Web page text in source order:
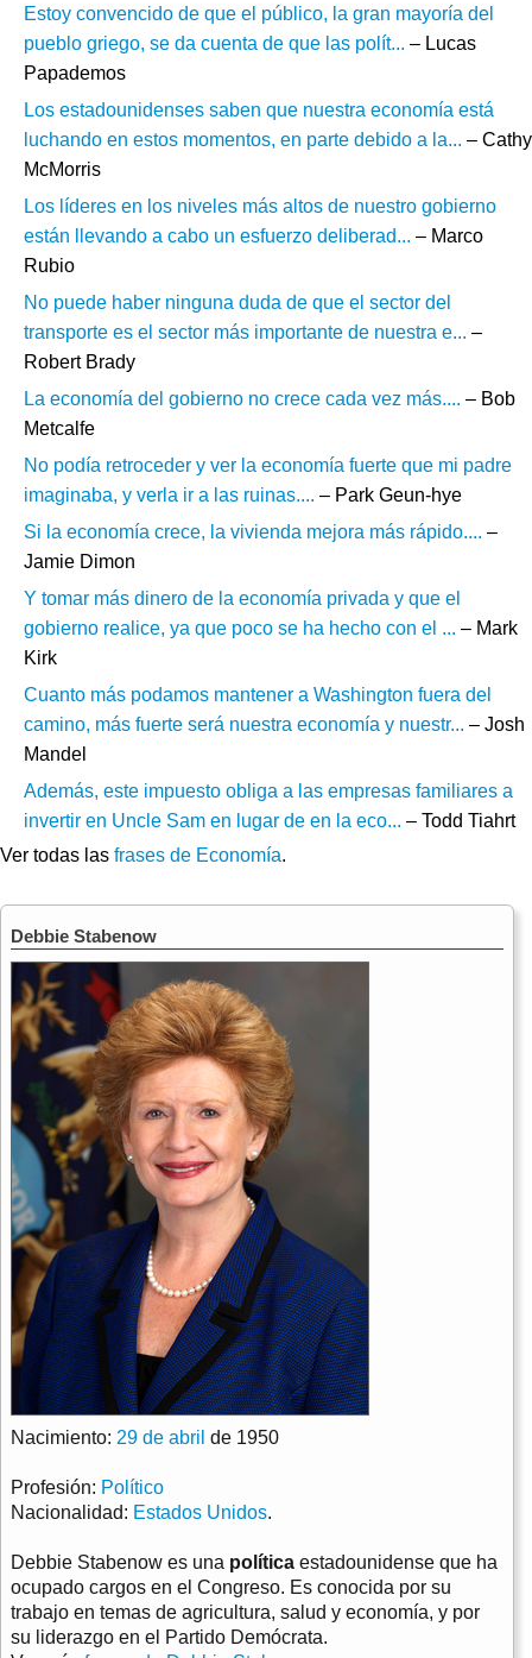
Estoy convencido de que el público, la gran mayoría del
pueblo griego, se da cuenta de que las polít... – Lucas
Papademos
Los estadounidenses saben que nuestra economía está
luchando en estos momentos, en parte debido a la... – Cathy
McMorris
Los líderes en los niveles más altos de nuestro gobierno
están llevando a cabo un esfuerzo deliberad... – Marco
Rubio
No puede haber ninguna duda de que el sector del
transporte es el sector más importante de nuestra e... –
Robert Brady
La economía del gobierno no crece cada vez más.... – Bob
Metcalfe
No podía retroceder y ver la economía fuerte que mi padre
imaginaba, y verla ir a las ruinas.... – Park Geun-hye
Si la economía crece, la vivienda mejora más rápido.... –
Jamie Dimon
Y tomar más dinero de la economía privada y que el
gobierno realice, ya que poco se ha hecho con el ... – Mark
Kirk
Cuanto más podamos mantener a Washington fuera del
camino, más fuerte será nuestra economía y nuestr... – Josh
Mandel
Además, este impuesto obliga a las empresas familiares a
invertir en Uncle Sam en lugar de en la eco... – Todd Tiahrt
Ver todas las frases de Economía.
Debbie Stabenow
Nacimiento: 29 de abril de 1950
Profesión: Político
Nacionalidad: Estados Unidos.
Debbie Stabenow es una política estadounidense que ha
ocupado cargos en el Congreso. Es conocida por su
trabajo en temas de agricultura, salud y economía, y por
su liderazgo en el Partido Demócrata.